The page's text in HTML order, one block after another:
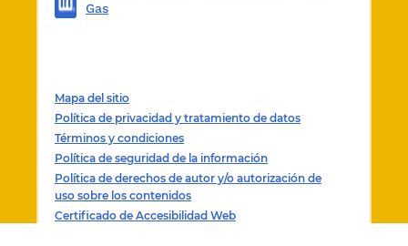
Gas
Mapa del sitio
Política de privacidad y tratamiento de datos
Términos y condiciones
Política de seguridad de la información
Política de derechos de autor y/o autorización de
uso sobre los contenidos
Certificado de Accesibilidad Web